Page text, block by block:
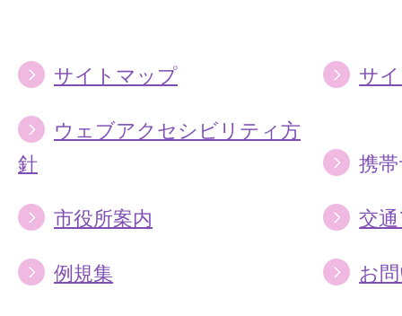
サイトマップ サ
ウェブアクセシビリティ方
針
携
市役所案内 交
例規集 お